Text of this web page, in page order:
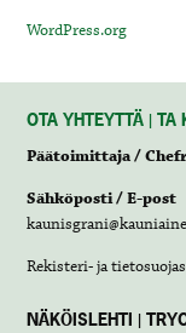
WordPress.org
OTA YHTEYTTÄ | TA
Päätoimittaja /
Sähköposti / E-post
Rekisteri- ja
NÄKÖISLEHTI |